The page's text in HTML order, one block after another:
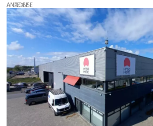
ANZEIGE